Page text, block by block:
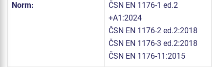
Norm:
ČSN EN 1176-1 ed.2
+A1:2024
ČSN EN 1176-2 ed.2:2018
ČSN EN 1176-3 ed.2:2018
ČSN EN 1176-11:2015